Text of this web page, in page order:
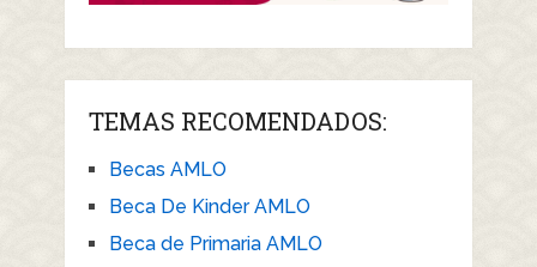
TEMAS RECOMENDADOS:
Becas AMLO
Beca De Kinder AMLO
Beca de Primaria AMLO